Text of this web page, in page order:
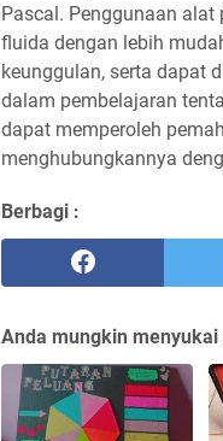
Pascal. Penggunaan
fluida dengan lebih
keunggulan, serta dapat
dalam pembelajaran
dapat memperoleh
menghubungkannya
Berbagi :
Anda mungkin